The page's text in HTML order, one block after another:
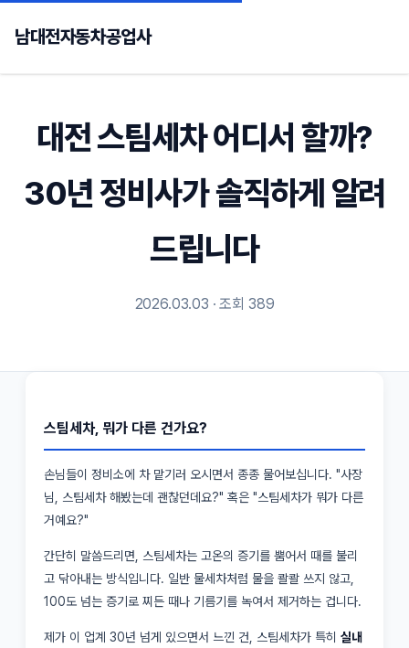
남대전자동차공업사
대전 스팀세차 어디서 할까?
30년 정비사가 솔직하게 알려
드립니다
2026.03.03 · 조회 389
스팀세차, 뭐가 다른 건가요?
손님들이 정비소에 차 맡기러 오시면서 종종 물어보십니다. "사장
님, 스팀세차 해봤는데 괜찮던데요?" 혹은 "스팀세차가 뭐가 다른
거예요?"
간단히 말씀드리면, 스팀세차는 고온의 증기를 뿜어서 때를 불리
고 닦아내는 방식입니다. 일반 물세차처럼 물을 콸콸 쓰지 않고,
100도 넘는 증기로 찌든 때나 기름기를 녹여서 제거하는 겁니다.
제가 이 업계 30년 넘게 있으면서 느낀 건, 스팀세차가 특히 실내